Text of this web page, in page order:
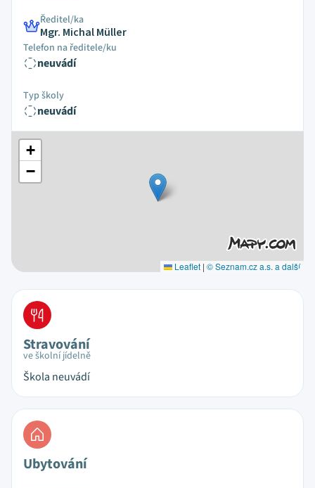
Ředitel/ka
Mgr. Michal Müller
Telefon na ředitele/ku
neuvádí
Typ školy
neuvádí
+
−
Leaflet | © Seznam.cz a.s. a další
Stravování
ve školní jídelně
Škola neuvádí
Ubytování